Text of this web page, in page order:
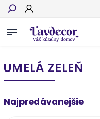
UMELÁ ZELEŇ
Najpredávanejšie